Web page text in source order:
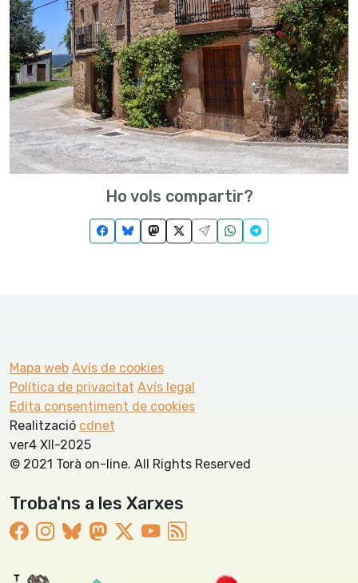
Ho vols compartir?
Mapa web Avís de cookies
Política de privacitat Avís legal
Edita consentiment de cookies
Realització cdnet
ver4 XII-2025
© 2021 Torà on-line. All Rights Reserved
Troba'ns a les Xarxes